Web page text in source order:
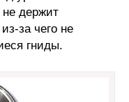
держит
за чего не
гниды.